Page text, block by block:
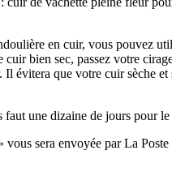
en cuir, vous pouvez
bien sec, passez votre
évitera que votre cuir sèche
une dizaine de jours pour le
sera envoyée par La